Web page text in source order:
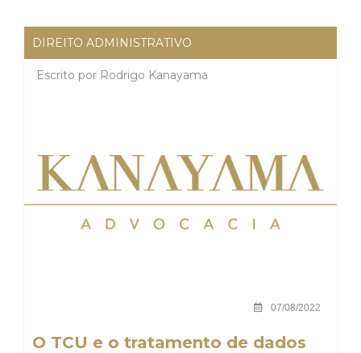
DIREITO ADMINISTRATIVO
Escrito por Rodrigo Kanayama
07/08/2022
O TCU e o tratamento de dados